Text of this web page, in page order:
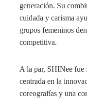
generación. Su
cuidada y carisma
grupos femeninos
competitiva.
A la par, SHINee fue
centrada en la
coreografías y una